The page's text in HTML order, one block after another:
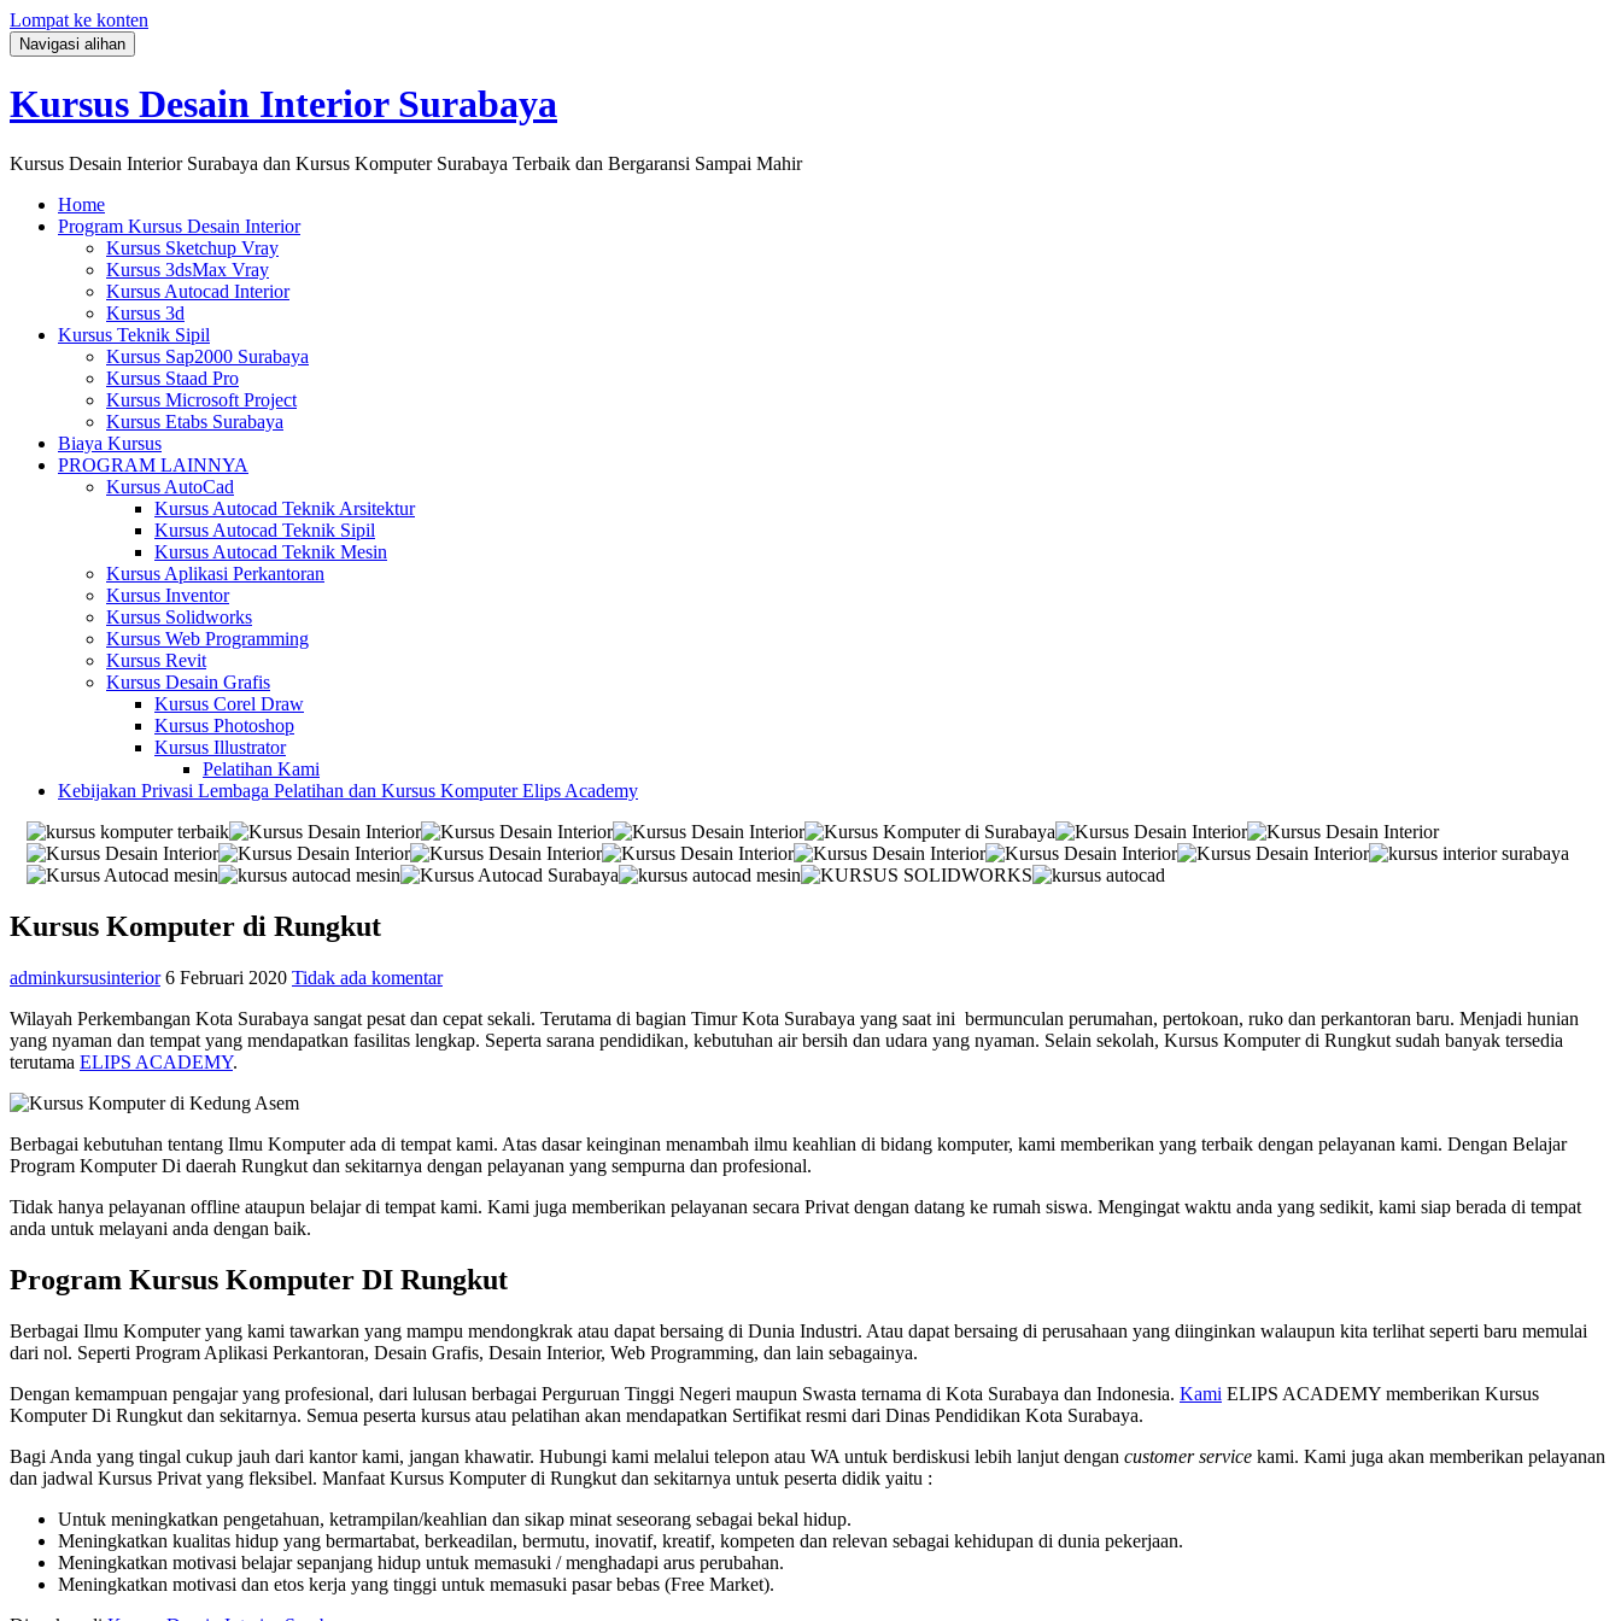
Lompat ke konten
Navigasi alihan
Kursus Desain Interior Surabaya
Kursus Desain Interior Surabaya dan Kursus Komputer Surabaya Terbaik dan Bergaransi Sampai Mahir
Home
Program Kursus Desain Interior
Kursus Sketchup Vray
Kursus 3dsMax Vray
Kursus Autocad Interior
Kursus 3d
Kursus Teknik Sipil
Kursus Sap2000 Surabaya
Kursus Staad Pro
Kursus Microsoft Project
Kursus Etabs Surabaya
Biaya Kursus
PROGRAM LAINNYA
Kursus AutoCad
Kursus Autocad Teknik Arsitektur
Kursus Autocad Teknik Sipil
Kursus Autocad Teknik Mesin
Kursus Aplikasi Perkantoran
Kursus Inventor
Kursus Solidworks
Kursus Web Programming
Kursus Revit
Kursus Desain Grafis
Kursus Corel Draw
Kursus Photoshop
Kursus Illustrator
Pelatihan Kami
Kebijakan Privasi Lembaga Pelatihan dan Kursus Komputer Elips Academy
Kursus Komputer di Rungkut
adminkursusinterior 6 Februari 2020 Tidak ada komentar
Wilayah Perkembangan Kota Surabaya sangat pesat dan cepat sekali. Terutama di bagian Timur Kota Surabaya yang saat ini bermunculan perumahan, pertokoan, ruko dan perkantoran baru. Menjadi hunian
yang nyaman dan tempat yang mendapatkan fasilitas lengkap. Seperta sarana pendidikan, kebutuhan air bersih dan udara yang nyaman. Selain sekolah, Kursus Komputer di Rungkut sudah banyak tersedia
terutama ELIPS ACADEMY.
Berbagai kebutuhan tentang Ilmu Komputer ada di tempat kami. Atas dasar keinginan menambah ilmu keahlian di bidang komputer, kami memberikan yang terbaik dengan pelayanan kami. Dengan Belajar
Program Komputer Di daerah Rungkut dan sekitarnya dengan pelayanan yang sempurna dan profesional.
Tidak hanya pelayanan offline ataupun belajar di tempat kami. Kami juga memberikan pelayanan secara Privat dengan datang ke rumah siswa. Mengingat waktu anda yang sedikit, kami siap berada di tempat
anda untuk melayani anda dengan baik.
Program Kursus Komputer DI Rungkut
Berbagai Ilmu Komputer yang kami tawarkan yang mampu mendongkrak atau dapat bersaing di Dunia Industri. Atau dapat bersaing di perusahaan yang diinginkan walaupun kita terlihat seperti baru memulai
dari nol. Seperti Program Aplikasi Perkantoran, Desain Grafis, Desain Interior, Web Programming, dan lain sebagainya.
Dengan kemampuan pengajar yang profesional, dari lulusan berbagai Perguruan Tinggi Negeri maupun Swasta ternama di Kota Surabaya dan Indonesia. Kami ELIPS ACADEMY memberikan Kursus
Komputer Di Rungkut dan sekitarnya. Semua peserta kursus atau pelatihan akan mendapatkan Sertifikat resmi dari Dinas Pendidikan Kota Surabaya.
Bagi Anda yang tingal cukup jauh dari kantor kami, jangan khawatir. Hubungi kami melalui telepon atau WA untuk berdiskusi lebih lanjut dengan customer service kami. Kami juga akan memberikan pelayanan
dan jadwal Kursus Privat yang fleksibel. Manfaat Kursus Komputer di Rungkut dan sekitarnya untuk peserta didik yaitu :
Untuk meningkatkan pengetahuan, ketrampilan/keahlian dan sikap minat seseorang sebagai bekal hidup.
Meningkatkan kualitas hidup yang bermartabat, berkeadilan, bermutu, inovatif, kreatif, kompeten dan relevan sebagai kehidupan di dunia pekerjaan.
Meningkatkan motivasi belajar sepanjang hidup untuk memasuki / menghadapi arus perubahan.
Meningkatkan motivasi dan etos kerja yang tinggi untuk memasuki pasar bebas (Free Market).